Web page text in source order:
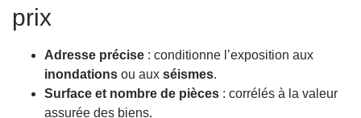
prix
Adresse précise : conditionne l’exposition aux
inondations ou aux séismes.
Surface et nombre de pièces : corrélés à la valeur
assurée des biens.